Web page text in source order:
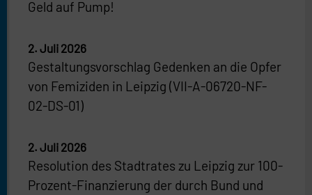
Geld auf Pump!
Gestaltungsvorschlag Gedenken an die Opfer
von Femiziden in Leipzig (VII-A-06720-NF-
02-DS-01)
2. Juli 2026
Resolution des Stadtrates zu Leipzig zur 100-
Prozent-Finanzierung der durch Bund und
2. Juli 2026